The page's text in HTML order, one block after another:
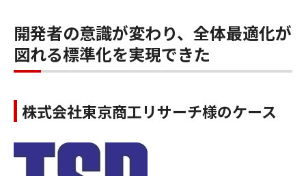
開発者の意識が変わり、全体最適化が
図れる標準化を実現できた
株式会社東京商工リサーチ様のケース